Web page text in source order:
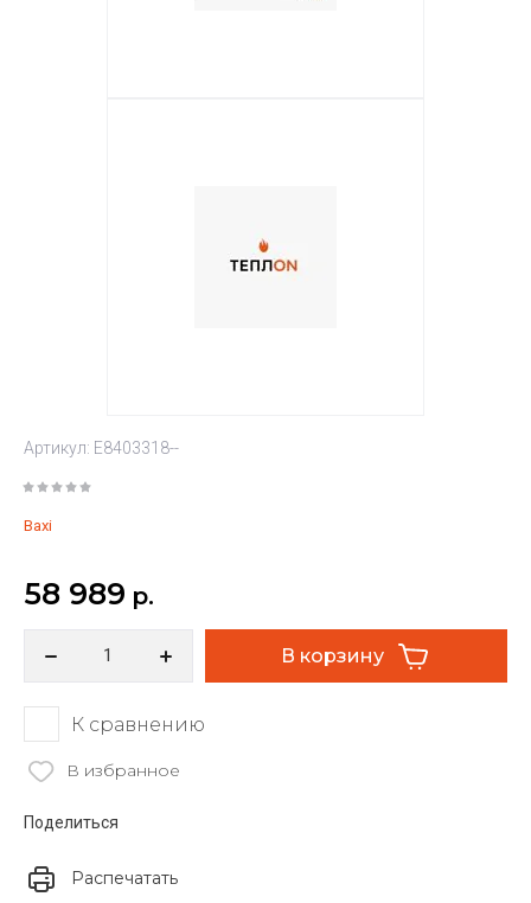
Артикул: E8403318--
Baxi
58 989 р.
В корзину
К сравнению
В избранное
Поделиться
Распечатать